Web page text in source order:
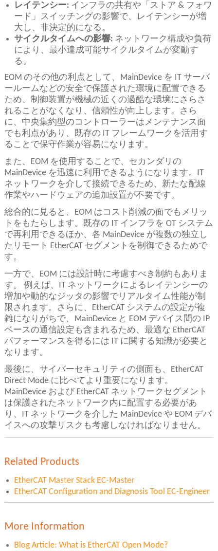
レイテンシー: インフラの共有や「ストア & フォワ
ード」スイッチングの影響で、レイテンシーが増
大し、非決定的になる。
サイクルタイムへの影響: ネットワーク構成や負荷
により、最小達成可能サイクルタイムが変動す
る。
EOM のその他の利点として、MainDevice を IT サーバ
ールームなどの安全で保護された環境に配置できる
ため、制御装置が機械の近くの過酷な環境にさらさ
れることがなくなり、信頼性が向上します。さら
に、中央集約型のコントローラーはメンテナンス面
でも利点があり、既存の IT フレームワークを活用す
ることで保守作業が容易になります。
また、EOM を使用することで、セカンダリの
MainDevice を迅速に利用できるようになります。IT
ネットワークを介して接続できるため、新たな配線
作業やハードウェアの追加設置が不要です。
総合的に見ると、EOM はコスト削減の面でもメリッ
トをもたらします。既存の IT インフラを OT システム
で再利用できるほか、各 MainDevice が複数の独立し
たリモート EtherCAT セグメントを制御できるためで
す。
一方で、EOM には設計時に考慮すべき制約もありま
す。 例えば、IT ネットワークによるレイテンシーの
増加や動的なジッタの影響でリアルタイム性能が制
限されます。さらに、EtherCAT システムの設定が複
雑になりがちで、MainDevice と EOM デバイス間の IP
ベースの通信設定も含まれるため、最適な EtherCAT
パフォーマンスを得るには IT に関する知識が必要と
なります。
最後に、サイバーセキュリティの側面も、EtherCAT
Direct Mode に比べてより重要になります。
MainDevice および EtherCAT ネットワークセグメント
は保護されたネットワーク内に配置する必要があ
り、IT ネットワークを介した MainDevice や EOM デバ
イスへの攻撃リスクも考慮しなければなりません。
Related Products
EtherCAT Master Stack EC-Master
EtherCAT Configuration and Diagnosis Tool EC-Engineer
More Information
Blog Article: What is EtherCAT Open Mode?